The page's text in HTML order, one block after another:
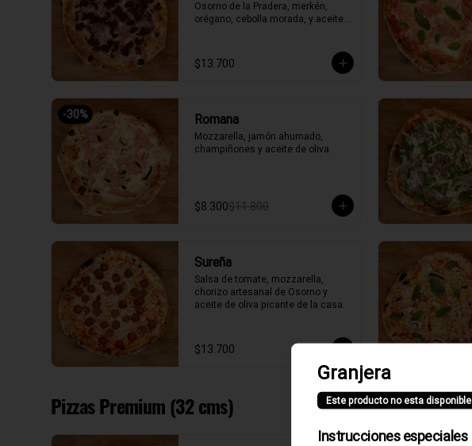
Osorno de la Pradera, merkén,
orégano, cebolla morada, y aceite
$13.700
-30% Romana
Mozzarella, jamón ahumado,
champiñones y aceite de oliva.
$8.300$11.800
Sureña
Salsa de tomate, mozzarella,
chorizo artesanal de Osorno y
aceite de oliva picante de la casa.
$13.700
Pizzas Premium (32 cms)
Granjera
Este producto no esta disponible
Instrucciones especiales